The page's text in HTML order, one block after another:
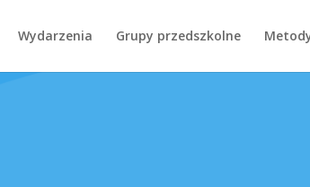
Wydarzenia Grupy przedszkolne